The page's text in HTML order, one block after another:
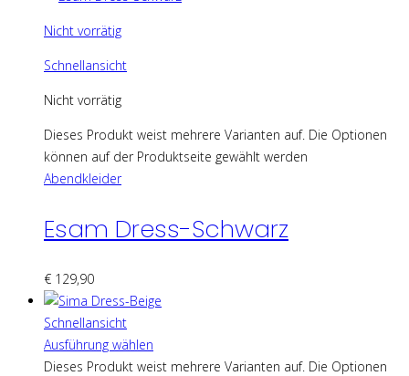
Nicht vorrätig
Schnellansicht
Nicht vorrätig
Dieses Produkt weist mehrere Varianten auf. Die Optionen
können auf der Produktseite gewählt werden
Abendkleider
Esam Dress-Schwarz
€ 129,90
Schnellansicht
Ausführung wählen
Dieses Produkt weist mehrere Varianten auf. Die Optionen